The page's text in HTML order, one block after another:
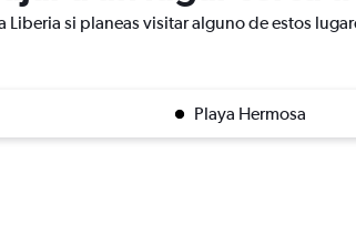
Liberia si planeas visitar alguno de estos
Playa Hermosa